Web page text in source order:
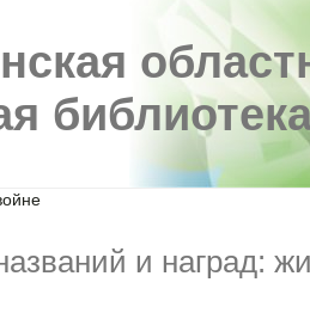
и наград: